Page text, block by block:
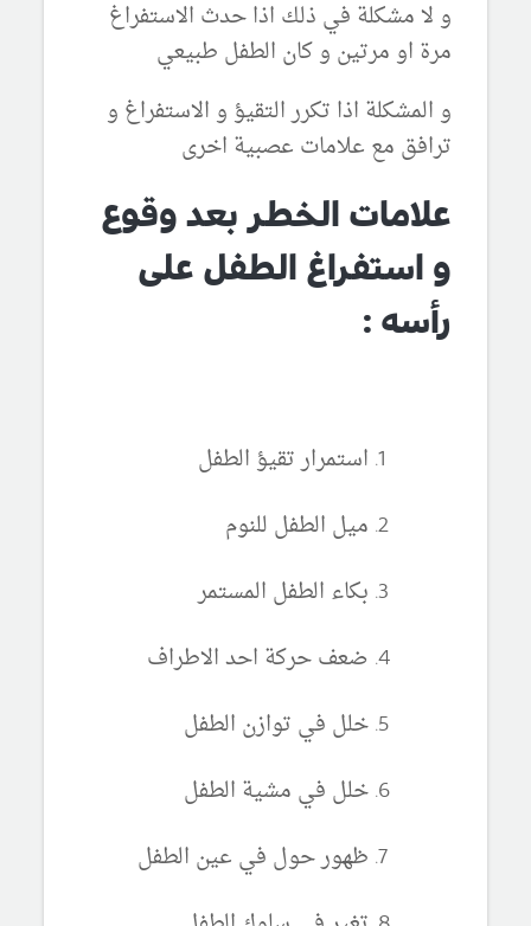
و لا مشكلة في ذلك اذا حدث الاستفراغ
مرة او مرتين و كان الطفل طبيعي
و المشكلة اذا تكرر التقيؤ و الاستفراغ و
ترافق مع علامات عصبية اخرى
علامات الخطر بعد وقوع
و استفراغ الطفل على
رأسه :
استمرار تقيؤ الطفل
ميل الطفل للنوم
بكاء الطفل المستمر
ضعف حركة احد الاطراف
خلل في توازن الطفل
خلل في مشية الطفل
ظهور حول في عين الطفل